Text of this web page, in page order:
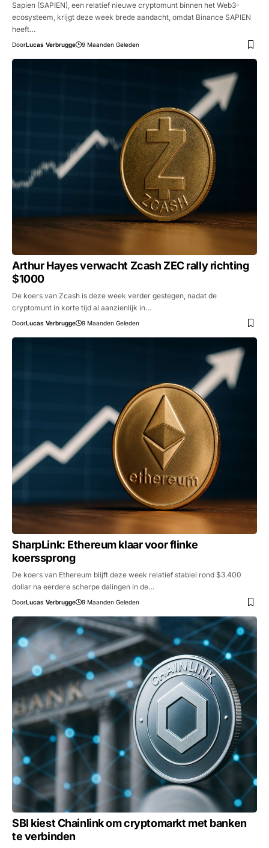
Sapien (SAPIEN), een relatief nieuwe cryptomunt binnen het Web3-
ecosysteem, krijgt deze week brede aandacht, omdat Binance SAPIEN
heeft…
DoorLucas Verbrugge 9 Maanden Geleden
Arthur Hayes verwacht Zcash ZEC rally richting
$1000
De koers van Zcash is deze week verder gestegen, nadat de
cryptomunt in korte tijd al aanzienlijk in…
DoorLucas Verbrugge 9 Maanden Geleden
SharpLink: Ethereum klaar voor flinke
koerssprong
De koers van Ethereum blijft deze week relatief stabiel rond $3.400
dollar na eerdere scherpe dalingen in de…
DoorLucas Verbrugge 9 Maanden Geleden
SBI kiest Chainlink om cryptomarkt met banken
te verbinden